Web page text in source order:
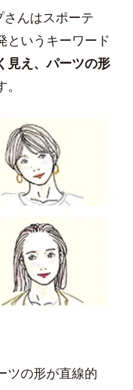
んはスポーテ
というキーワード
見え、パーツの形
ツの形が直線的